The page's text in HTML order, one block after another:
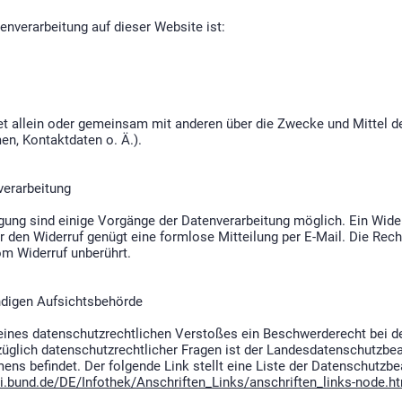
auf dieser Website ist:
allein oder gemeinsam mit anderen über die Zwecke und Mittel
Kontaktdaten o. Ä.).
sind einige Vorgänge der Datenverarbeitung möglich. Ein
Widerruf genügt eine formlose Mitteilung per E-Mail. Die
Widerruf unberührt.
Aufsichtsbehörde
datenschutzrechtlichen Verstoßes ein Beschwerderecht bei
datenschutzrechtlicher Fragen ist der
befindet. Der folgende Link stellt eine Liste der
DE/Infothek/Anschriften_Links/anschriften_links-